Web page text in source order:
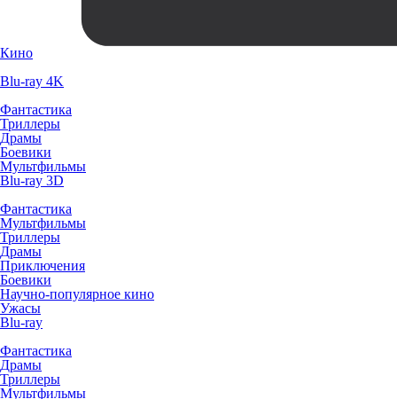
Кино
Blu-ray 4K
Фантастика
Триллеры
Драмы
Боевики
Мультфильмы
Blu-ray 3D
Фантастика
Мультфильмы
Триллеры
Драмы
Приключения
Боевики
Научно-популярное кино
Ужасы
Blu-ray
Фантастика
Драмы
Триллеры
Мультфильмы